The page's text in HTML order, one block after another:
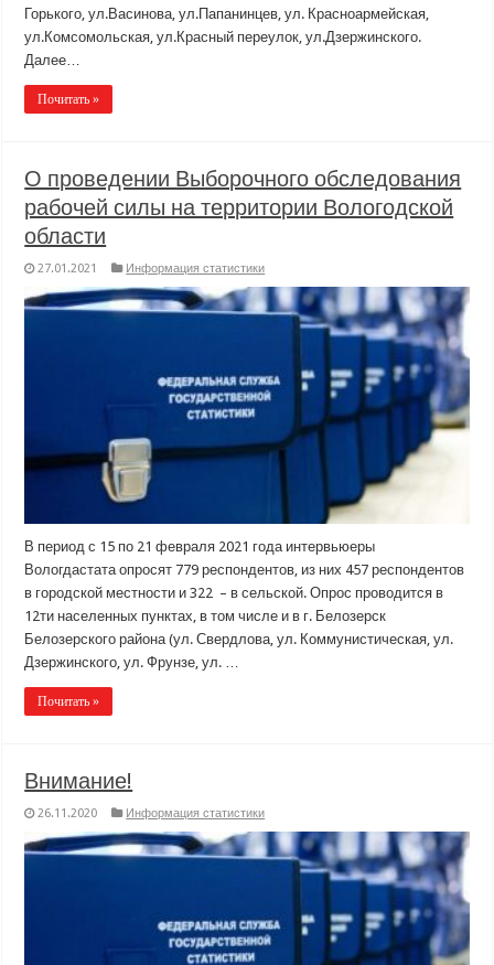
Горького, ул.Васинова, ул.Папанинцев, ул. Красноармейская,
ул.Комсомольская, ул.Красный переулок, ул.Дзержинского.
Далее…
Почитать »
О проведении Выборочного обследования
рабочей силы на территории Вологодской
области
27.01.2021 Информация статистики
В период с 15 по 21 февраля 2021 года интервьюеры
Вологдастата опросят 779 респондентов, из них 457 респондентов
в городской местности и 322 – в сельской. Опрос проводится в
12ти населенных пунктах, в том числе и в г. Белозерск
Белозерского района (ул. Свердлова, ул. Коммунистическая, ул.
Дзержинского, ул. Фрунзе, ул. …
Почитать »
Внимание!
26.11.2020 Информация статистики